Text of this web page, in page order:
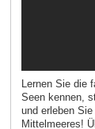
Lernen Sie die
Seen kennen,
und erleben
Mittelmeeres!